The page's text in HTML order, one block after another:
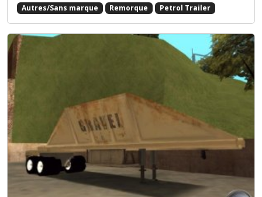
Autres/Sans marque
Remorque Petrol Trailer